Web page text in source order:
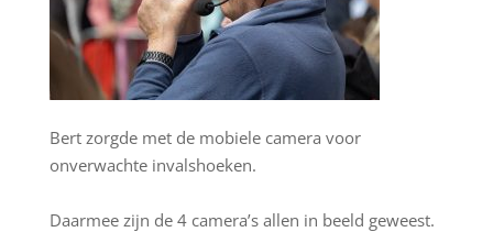
Bert zorgde met de mobiele camera voor
onverwachte invalshoeken.
Daarmee zijn de 4 camera’s allen in beeld geweest.